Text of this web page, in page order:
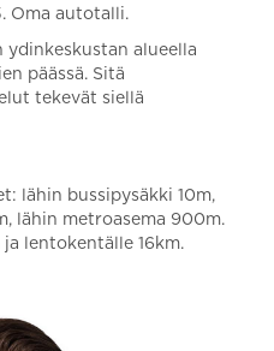
Oma autotalli.
ydinkeskustan alueella
päässä. Sitä
tekevät siellä
lähin bussipysäkki 10m,
lähin metroasema 900m.
ja lentokentälle 16km.